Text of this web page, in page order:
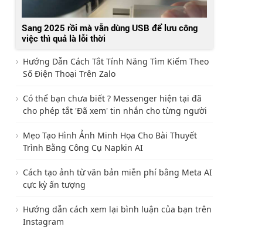
Sang 2025 rồi mà vẫn dùng USB để lưu công
việc thì quả là lỗi thời
Hướng Dẫn Cách Tắt Tính Năng Tìm Kiếm Theo
Số Điện Thoại Trên Zalo
Có thể bạn chưa biết ? Messenger hiện tại đã
cho phép tắt 'Đã xem' tin nhắn cho từng người
Mẹo Tạo Hình Ảnh Minh Họa Cho Bài Thuyết
Trình Bằng Công Cụ Napkin AI
Cách tạo ảnh từ văn bản miễn phí bằng Meta AI
cực kỳ ấn tượng
Hướng dẫn cách xem lại bình luận của bạn trên
Instagram